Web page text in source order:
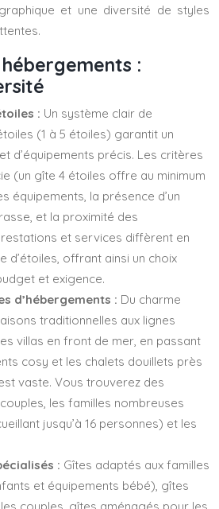
et une diversité de styles
:
: Un système clair de
(1 à 5 étoiles) garantit un
d’équipements précis. Les critères
(un gîte 4 étoiles offre au minimum
équipements, la présence d’un
et la proximité des
et services diffèrent en
d’étoiles, offrant ainsi un choix
et exigence.
d’hébergements : Du charme
traditionnelles aux lignes
villas en front de mer, en passant
cosy et les chalets douillets près
vaste. Vous trouverez des
les familles nombreuses
jusqu’à 16 personnes) et les
: Gîtes adaptés aux familles
et équipements bébé), gîtes